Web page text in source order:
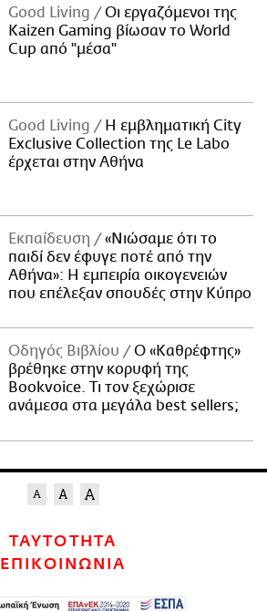
Good Living
Οι εργαζόμενοι της
Kaizen Gaming βίωσαν το World
Cup από "μέσα"
Good Living
Η εμβληματική City
Exclusive Collection της Le Labo
έρχεται στην Αθήνα
Εκπαίδευση
«Νιώσαμε ότι το
παιδί δεν έφυγε ποτέ από την
Αθήνα»: Η εμπειρία οικογενειών
που επέλεξαν σπουδές στην Κύπρο
Οδηγός Βιβλίου
Ο «Καθρέφτης»
βρέθηκε στην κορυφή της
Bookvoice. Τι τον ξεχώρισε
ανάμεσα στα μεγάλα best sellers;
ΤΑΥΤΟΤΗΤΑ
ΕΠΙΚΟΙΝΩΝΙΑ